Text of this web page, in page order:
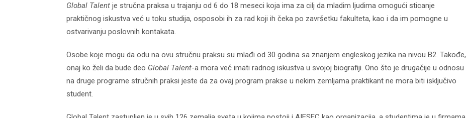
Global Talent je stručna praksa u trajanju od 6 do 18 meseci koja ima za cilj da mladim ljudima omogući sticanje
praktičnog iskustva već u toku studija, osposobi ih za rad koji ih čeka po završetku fakulteta, kao i da im pomogne u
ostvarivanju poslovnih kontakata.
Osobe koje mogu da odu na ovu stručnu praksu su mlađi od 30 godina sa znanjem engleskog jezika na nivou B2. Takođe,
onaj ko želi da bude deo Global Talent-a mora već imati radnog iskustva u svojoj biografiji. Ono što je drugačije u odnosu
na druge programe stručnih praksi jeste da za ovaj program prakse u nekim zemljama praktikant ne mora biti isključivo
student.